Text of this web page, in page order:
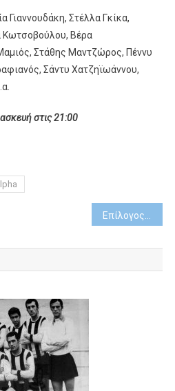
Γιαννουδάκη, Στέλλα Γκίκα,
Κωτσοβούλου, Βέρα
Στάθης Μαντζώρος, Πέννυ
Σάντυ Χατζηϊωάννου,
στις 21:00